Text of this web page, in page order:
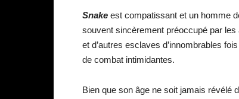
Snake est compatissant et un homme
souvent sincèrement préoccupé par
et d’autres esclaves d’innombrables
de combat intimidantes.
Bien que son âge ne soit jamais révélé